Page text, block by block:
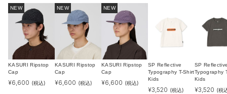
NEW
KASURI Ripstop
Cap
¥6,600 (税込)
NEW
KASURI Ripstop
Cap
¥6,600 (税込)
NEW
KASURI Ripstop
Cap
¥6,600 (税込)
SP Reflective
Typography T-Shirt
Kids
¥3,520 (税込)
SP
Typography
Kids
¥3,520 (税